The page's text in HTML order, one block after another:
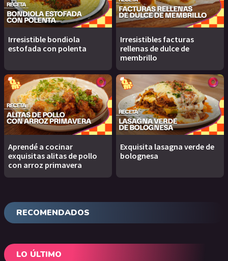
Irresistible bondiola
estofada con polenta
Irresistibles facturas
rellenas de dulce de
membrillo
Aprendé a cocinar
exquisitas alitas de pollo
con arroz primavera
Exquisita lasagna verde de
bolognesa
RECOMENDADOS
LO ÚLTIMO